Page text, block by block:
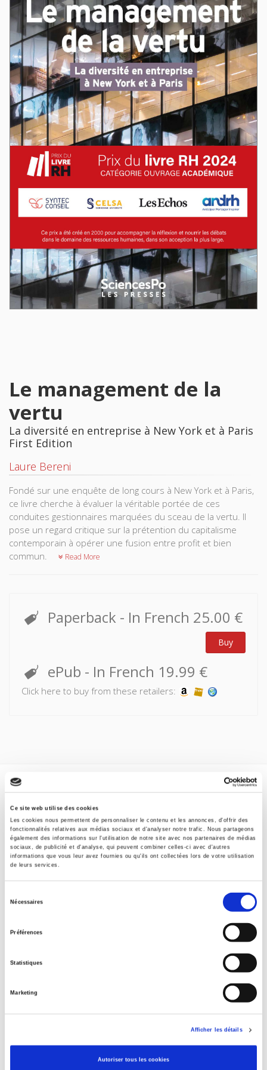
Ce site web utilise des cookies
Les cookies nous permettent de personnaliser le contenu et les annonces, d'offrir des
fonctionnalités relatives aux médias sociaux et d'analyser notre trafic. Nous partageons
également des informations sur l'utilisation de notre site avec nos partenaires de médias
sociaux, de publicité et d'analyse, qui peuvent combiner celles-ci avec d'autres
informations que vous leur avez fournies ou qu'ils ont collectées lors de votre utilisation
de leurs services.
Nécessaires
Préférences
Statistiques
Marketing
Afficher les détails
Autoriser tous les cookies
Le management de la
vertu
La diversité en entreprise à New York et à Paris
First Edition
Laure Bereni
Fondé sur une enquête de long cours à New York et à Paris,
ce livre cherche à évaluer la véritable portée de ces
conduites gestionnaires marquées du sceau de la vertu. Il
pose un regard critique sur la prétention du capitalisme
contemporain à opérer une fusion entre profit et bien
commun.
Read More
Paperback - In French 25.00 €
Buy
ePub - In French 19.99 €
Click here to buy from these retailers:
Specifications
Formats
Contents
Specifications
Presses de Sciences Po
Laure Bereni
Académique
Language
Publisher Category
>International Economy